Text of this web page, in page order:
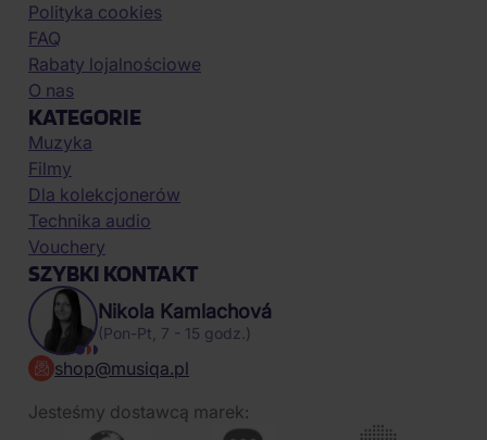
Polityka cookies
FAQ
Rabaty lojalnościowe
O nas
KATEGORIE
Muzyka
Filmy
Dla kolekcjonerów
Technika audio
Vouchery
SZYBKI KONTAKT
Nikola Kamlachová
(Pon-Pt, 7 - 15 godz.)
shop@musiqa.pl
Jesteśmy dostawcą marek: